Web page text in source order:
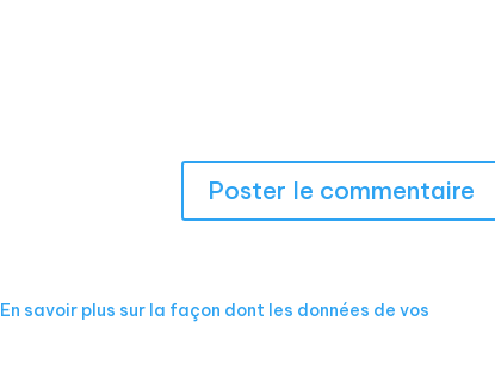
En savoir plus sur la façon dont les données de vos